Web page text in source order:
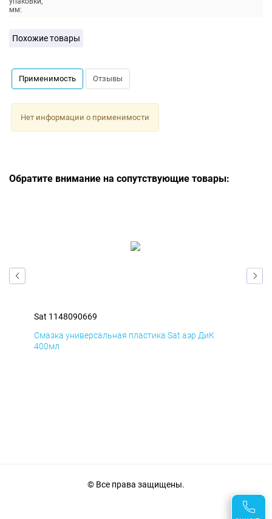
мм:
Похожие товары
Применимость Отзывы
Нет информации о применимости
Обратите внимание на сопутствующие товары:
Sat 1148090669
Смазка универсальная пластика Sat аэр ДиК
400мл
© Все права защищены.